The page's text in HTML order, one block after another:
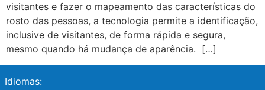
visitantes e fazer o mapeamento das características do
rosto das pessoas, a tecnologia permite a identificação,
inclusive de visitantes, de forma rápida e segura,
mesmo quando há mudança de aparência. […]
Idiomas: